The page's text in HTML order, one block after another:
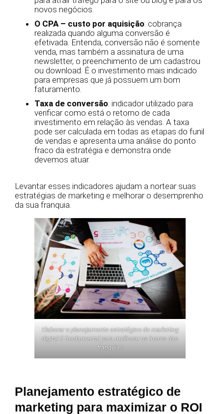
novos negócios.
O CPA – custo por aquisição: cobrança
realizada quando alguma conversão é
efetivada. Entenda, conversão não é somente
venda, mas também a assinatura de uma
newsletter, o preenchimento de um cadastrou
ou download. É o investimento mais indicado
para empresas que já possuem um bom
faturamento.
Taxa de conversão: indicador utilizado para
verificar como está o retorno de cada
investimento em relação às vendas. A taxa
pode ser calculada em todas as etapas do funil
de vendas e apresenta uma análise do ponto
fraco da estratégia e demonstra onde
devemos atuar.
Levantar esses indicadores ajudam a nortear suas
estratégias de marketing e melhorar o desemprenho
da sua franquia.
Elaborar o planejamento estratégico do marketing
digital é fundamental para melhorar os lucros das
franquias
Planejamento estratégico de
marketing para maximizar o ROI